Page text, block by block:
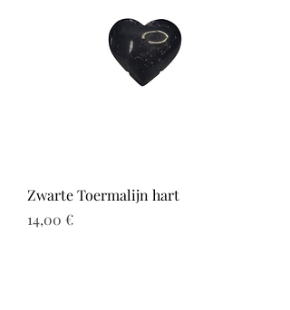
Zwarte Toermalijn hart
Prix
14,00 €